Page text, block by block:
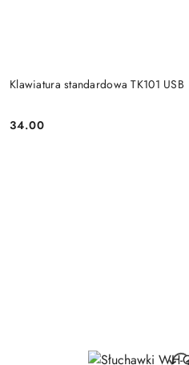
Klawiatura standardowa TK101 USB
Price:
34.00